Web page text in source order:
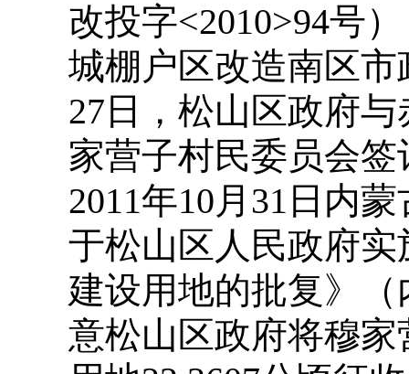
改投字<2010>94号
城棚户区改造南区市
27日，松山区政府
家营子村民委员会
2011年10月31日内
于松山区人民政府实
建设用地的批复》（
意松山区政府将穆